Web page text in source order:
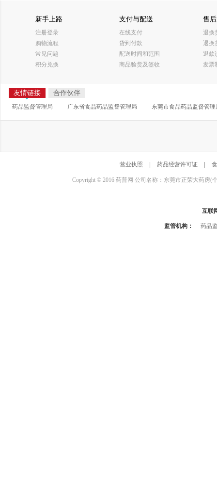
新手上路
注册登录
购物流程
常见问题
积分兑换
支付与配送
在线支付
货到付款
配送时间和范围
商品验货及签收
售
退换
退换
退款
发票
友情链接 合作伙伴
药品监督管理局 广东省食品药品监督管理局 东莞市食品药品监督管理
营业执照 药品经营许可证
Copyright © 2016 药普网 公司名称：东莞市正荣大药房(
互联
监管机构： 药品